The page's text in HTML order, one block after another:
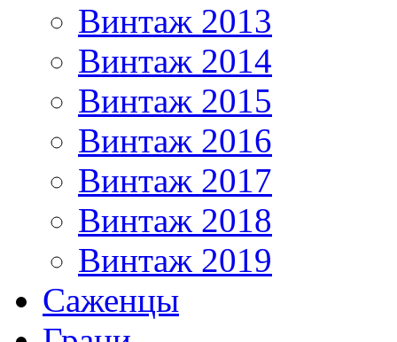
Винтаж 2013
Винтаж 2014
Винтаж 2015
Винтаж 2016
Винтаж 2017
Винтаж 2018
Винтаж 2019
Саженцы